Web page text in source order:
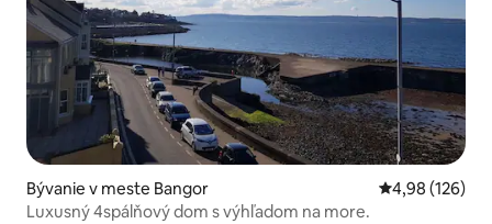
Bývanie v meste Bangor Priemerné
4,98 (126)
Luxusný 4spálňový dom s výhľadom na more.